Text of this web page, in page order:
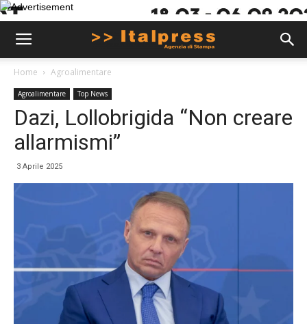
Home Agroalimentare
Agroalimentare Top News
Dazi, Lollobrigida “Non creare
allarmismi”
3 Aprile 2025